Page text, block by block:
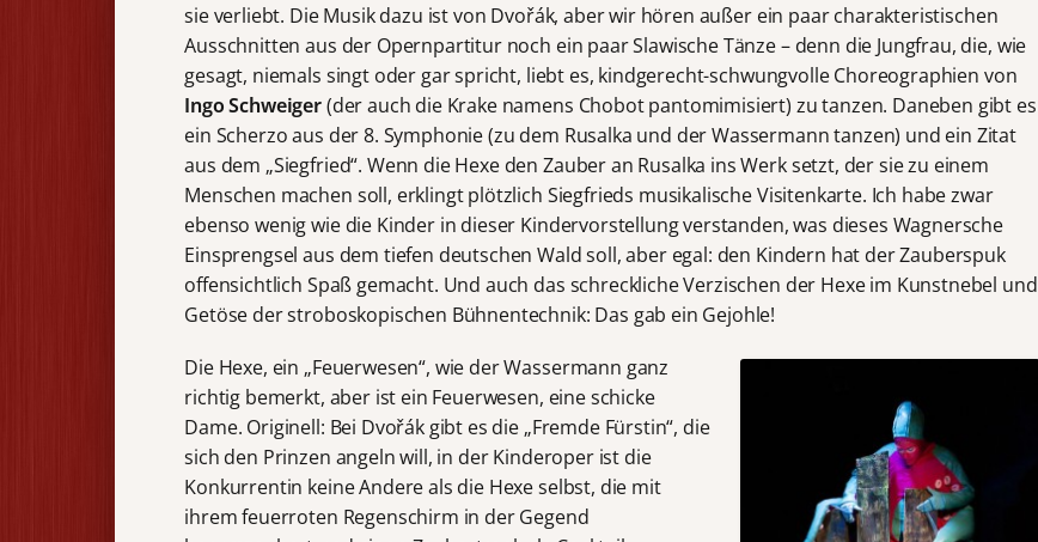
sie verliebt. Die Musik dazu ist von Dvořák, aber wir hören außer ein paar charakteristischen
Ausschnitten aus der Opernpartitur noch ein paar Slawische Tänze – denn die Jungfrau, die, wie
gesagt, niemals singt oder gar spricht, liebt es, kindgerecht-schwungvolle Choreographien von
Ingo Schweiger(der auch die Krake namens Chobot pantomimisiert) zu tanzen. Daneben gibt es
ein Scherzo aus der 8. Symphonie (zu dem Rusalka und der Wassermann tanzen) und ein Zitat
aus dem „Siegfried“. Wenn die Hexe den Zauber an Rusalka ins Werk setzt, der sie zu einem
Menschen machen soll, erklingt plötzlich Siegfrieds musikalische Visitenkarte. Ich habe zwar
ebenso wenig wie die Kinder in dieser Kindervorstellung verstanden, was dieses Wagnersche
Einsprengsel aus dem tiefen deutschen Wald soll, aber egal: den Kindern hat der Zauberspuk
offensichtlich Spaß gemacht. Und auch das schreckliche Verzischen der Hexe im Kunstnebel und
Getöse der stroboskopischen Bühnentechnik: Das gab ein Gejohle!
Die Hexe, ein „Feuerwesen“, wie der Wassermann ganz
richtig bemerkt, aber ist ein Feuerwesen, eine schicke
Dame. Originell: Bei Dvořák gibt es die „Fremde Fürstin“, die
sich den Prinzen angeln will, in der Kinderoper ist die
Konkurrentin keine Andere als die Hexe selbst, die mit
ihrem feuerroten Regenschirm in der Gegend